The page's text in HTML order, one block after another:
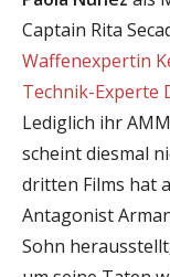
Captain Rita
Waffenexpertin
Technik-Experte
Lediglich ihr
scheint diesmal
dritten Films hat
Antagonist
Sohn